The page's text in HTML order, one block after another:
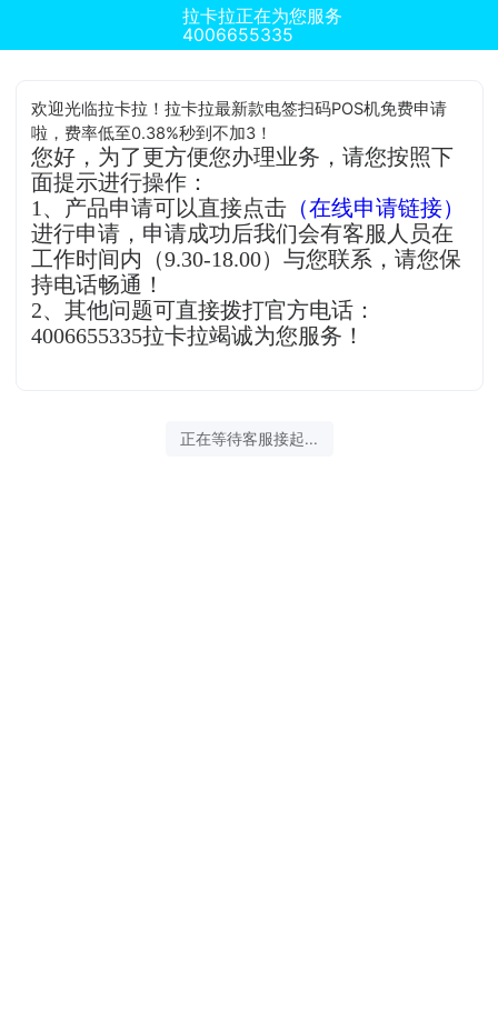
拉卡拉正在为您服务
4006655335
欢迎光临拉卡拉！拉卡拉最新款电签扫码POS机免费申请
啦，费率低至0.38%秒到不加3！
您好，为了更方便您办理业务，请您按照下
面提示进行操作：
1、产品申请可以直接点击 （在线申请链接）
进行申请，申请成功后我们会有客服人员在
工作时间内（9.30-18.00）与您联系，请您保
持电话畅通！
2、其他问题可直接拨打官方电话：
4006655335拉卡拉竭诚为您服务！
正在等待客服接起...